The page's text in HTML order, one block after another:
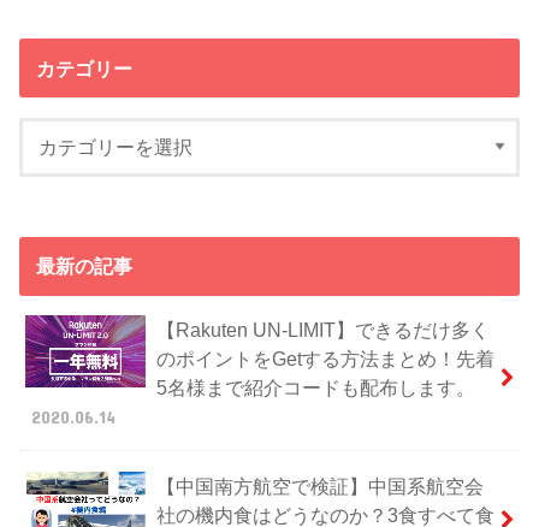
カテゴリー
最新の記事
【Rakuten UN-LIMIT】できるだけ多く
のポイントをGetする方法まとめ！先着
5名様まで紹介コードも配布します。
2020.06.14
【中国南方航空で検証】中国系航空会
社の機内食はどうなのか？3食すべて食